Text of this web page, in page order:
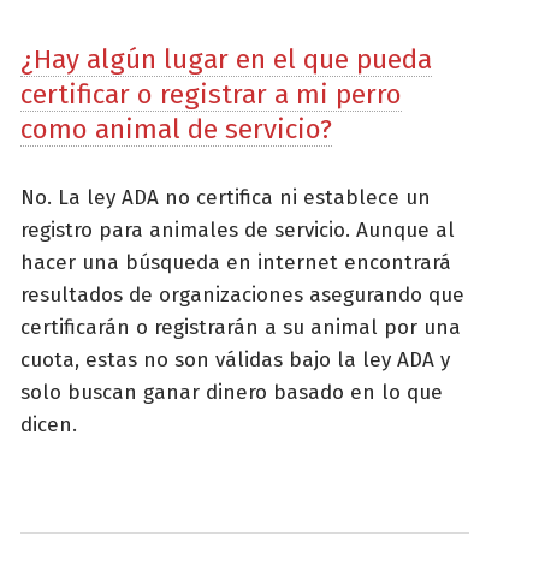
¿Hay algún lugar en el que pueda
certificar o registrar a mi perro
como animal de servicio?
No. La ley ADA no certifica ni establece un
registro para animales de servicio. Aunque al
hacer una búsqueda en internet encontrará
resultados de organizaciones asegurando que
certificarán o registrarán a su animal por una
cuota, estas no son válidas bajo la ley ADA y
solo buscan ganar dinero basado en lo que
dicen.